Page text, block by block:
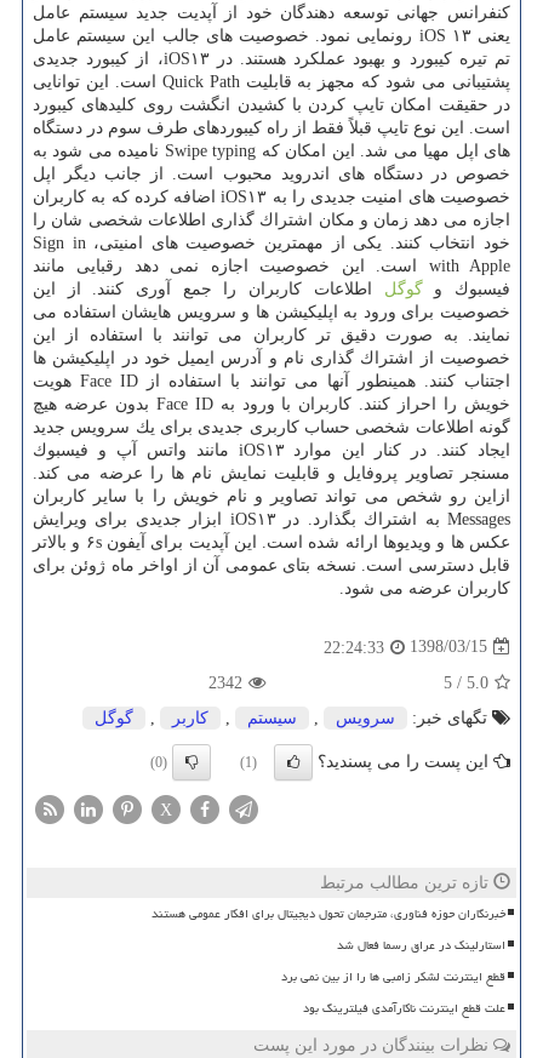
كنفرانس جهانی توسعه دهندگان خود از آپدیت جدید سیستم عامل
یعنی iOS ۱۳ رونمایی نمود. خصوصیت های جالب این سیستم عامل
تم تیره كیبورد و بهبود عملكرد هستند. در iOS۱۳، از كیبورد جدیدی
پشتیبانی می شود كه مجهز به قابلیت Quick Path است. این توانایی
در حقیقت امكان تایپ كردن با كشیدن انگشت روی كلیدهای كیبورد
است. این نوع تایپ قبلاً فقط از راه كیبوردهای طرف سوم در دستگاه
های اپل مهیا می شد. این امكان كه Swipe typing نامیده می شود به
خصوص در دستگاه های اندروید محبوب است. از جانب دیگر اپل
خصوصیت های امنیت جدیدی را به iOS۱۳ اضافه كرده كه به كاربران
اجازه می دهد زمان و مكان اشتراك گذاری اطلاعات شخصی شان را
خود انتخاب كنند. یكی از مهمترین خصوصیت های امنیتی، Sign in
with Apple است. این خصوصیت اجازه نمی دهد رقبایی مانند
فیسبوك وگوگل اطلاعات كاربران را جمع آوری كنند. از این
خصوصیت برای ورود به اپلیكیشن ها و سرویس هایشان استفاده می
نمایند. به صورت دقیق تر كاربران می توانند با استفاده از این
خصوصیت از اشتراك گذاری نام و آدرس ایمیل خود در اپلیكیشن ها
اجتناب كنند. همینطور آنها می توانند با استفاده از Face ID هویت
خویش را احراز كنند. كاربران با ورود به Face ID بدون عرضه هیچ
گونه اطلاعات شخصی حساب كاربری جدیدی برای یك سرویس جدید
ایجاد كنند. در كنار این موارد iOS۱۳ مانند واتس آپ و فیسبوك
مسنجر تصاویر پروفایل و قابلیت نمایش نام ها را عرضه می كند.
ازاین رو شخص می تواند تصاویر و نام خویش را با سایر كاربران
Messages به اشتراك بگذارد. در iOS۱۳ ابزار جدیدی برای ویرایش
عكس ها و ویدیوها ارائه شده است. این آپدیت برای آیفون ۶s و بالاتر
قابل دسترسی است. نسخه بتای عمومی آن از اواخر ماه ژوئن برای
كاربران عرضه می شود.
1398/03/15
22:24:33
5.0
/
5
2342
تگهای خبر:
سرویس سیستم كاربر گوگل
این پست را می پسندید؟ (1)
(0)
X
تازه ترین مطالب مرتبط
خبرنگاران حوزه فناوری، مترجمان تحول دیجیتال برای افکار عمومی هستند
استارلینک در عراق رسما فعال شد
قطع اینترنت لشکر زامبی ها را از بین نمی برد
علت قطع اینترنت ناکارآمدی فیلترینگ بود
نظرات بینندگان در مورد این پست